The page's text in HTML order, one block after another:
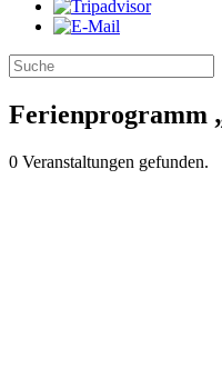
Ferienprogramm
0 Veranstaltungen gefunden.